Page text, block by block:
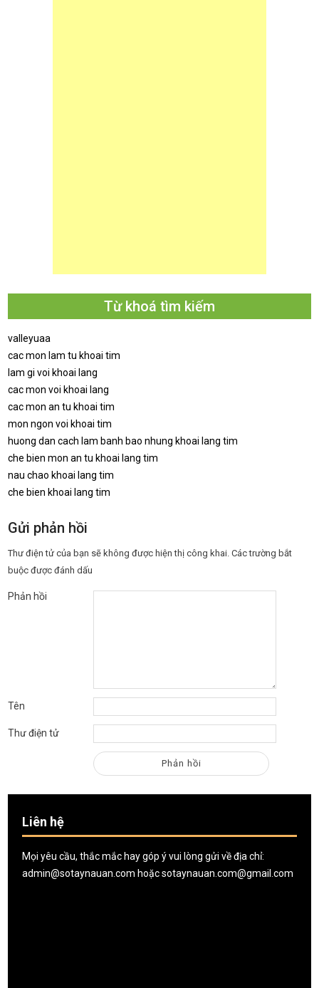
Từ khoá tìm kiếm
valleyuaa
cac mon lam tu khoai tim
lam gi voi khoai lang
cac mon voi khoai lang
cac mon an tu khoai tim
mon ngon voi khoai tim
huong dan cach lam banh bao nhung khoai lang tim
che bien mon an tu khoai lang tim
nau chao khoai lang tim
che bien khoai lang tim
Gửi phản hồi
Thư điện tử của bạn sẽ không được hiện thị công khai. Các trường bắt
buộc được đánh dấu
Phản hồi
Tên
Thư điện tử
Liên hệ
Mọi yêu cầu, thắc mắc hay góp ý vui lòng gửi về địa chỉ:
admin@sotaynauan.com hoặcsotaynauan.com@gmail.com